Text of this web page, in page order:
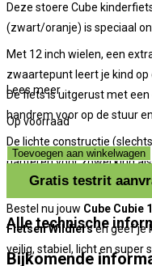
Deze stoere Cube
(zwart/oranje) is speciaal
Met 12 inch wielen, een
zwaartepunt leert je kind
De fiets is uitgerust met
handrem voor op de stuur
De lichte constructie
hanteren voor zowel kind
de herkenbare Cube-
Bestel nu jouw Cube Cubie
Fietsen Wildiersen geef je
veilig, stabiel, licht en super
Lees meer
Op voorraad
CUBE
Cubie
Walk
aantal
Toevoegen aan winkelwagen
Gratis testrit
Alle technische
Bijkomende